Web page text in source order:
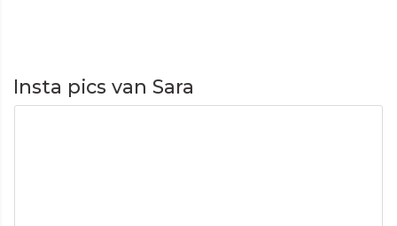
Insta pics van Sara